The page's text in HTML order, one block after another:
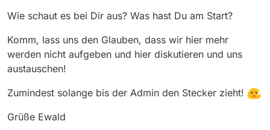
Wie schaut es bei Dir aus? Was hast Du am Start?
Komm, lass uns den Glauben, dass wir hier mehr
werden nicht aufgeben und hier diskutieren und uns
austauschen!
Zumindest solange bis der Admin den Stecker zieht!
Grüße Ewald